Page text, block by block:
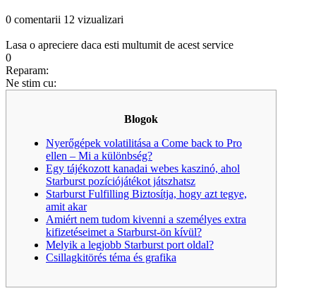
0 comentarii 12 vizualizari
Lasa o apreciere daca esti multumit de acest service
0
Reparam:
Ne stim cu:
Blogok
Nyerőgépek volatilitása a Come back to Pro
ellen – Mi a különbség?
Egy tájékozott kanadai webes kaszinó, ahol
Starburst pozíciójátékot játszhatsz
Starburst Fulfilling Biztosítja, hogy azt tegye,
amit akar
Amiért nem tudom kivenni a személyes extra
kifizetéseimet a Starburst-ön kívül?
Melyik a legjobb Starburst port oldal?
Csillagkitörés téma és grafika